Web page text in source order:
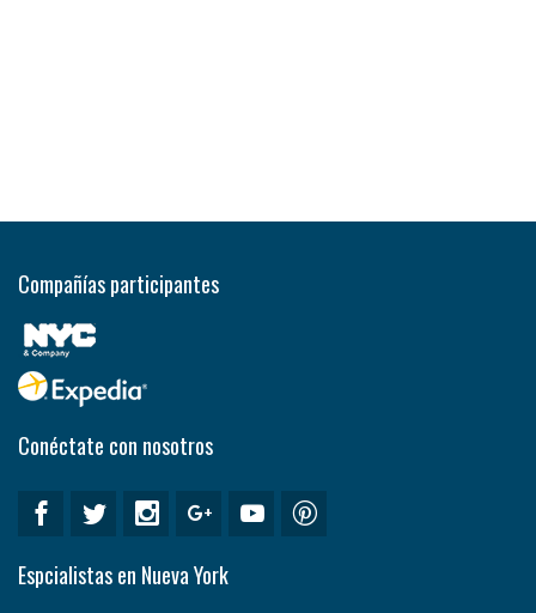
Compañías participantes
Conéctate con nosotros
Espcialistas en Nueva York